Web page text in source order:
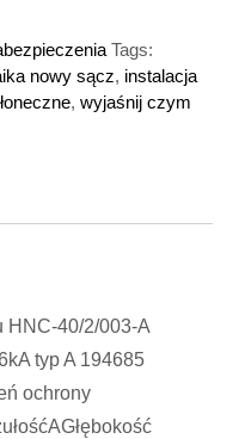
Tags:
nowy sącz, instalacja
,wyjaśnij czym
HNC-40/2/003-A
typ A 194685
ochrony